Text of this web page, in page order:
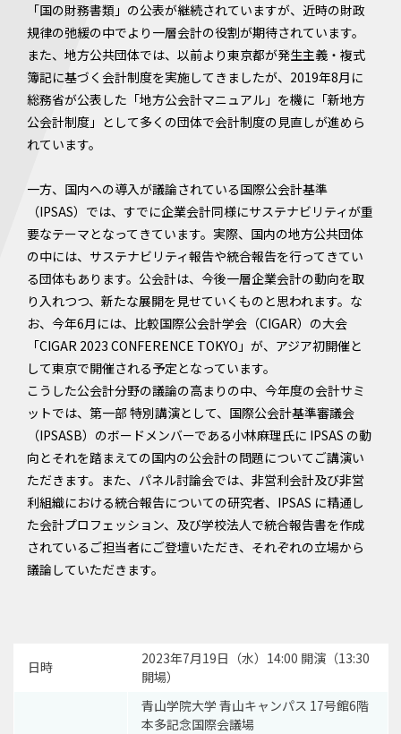
「国の財務書類」の公表が継続されていますが、近時の財政
規律の弛緩の中でより一層会計の役割が期待されています。
また、地方公共団体では、以前より東京都が発生主義・複式
簿記に基づく会計制度を実施してきましたが、2019年8月に
総務省が公表した「地方公会計マニュアル」を機に「新地方
公会計制度」として多くの団体で会計制度の見直しが進めら
れています。
一方、国内への導入が議論されている国際公会計基準
（IPSAS）では、すでに企業会計同様にサステナビリティが重
要なテーマとなってきています。実際、国内の地方公共団体
の中には、サステナビリティ報告や統合報告を行ってきてい
る団体もあります。公会計は、今後一層企業会計の動向を取
り入れつつ、新たな展開を見せていくものと思われます。な
お、今年6月には、比較国際公会計学会（CIGAR）の大会
「CIGAR 2023 CONFERENCE TOKYO」が、アジア初開催と
して東京で開催される予定となっています。
こうした公会計分野の議論の高まりの中、今年度の会計サミ
ットでは、第一部 特別講演として、国際公会計基準審議会
（IPSASB）のボードメンバーである小林麻理氏に IPSAS の動
向とそれを踏まえての国内の公会計の問題についてご講演い
ただきます。また、パネル討論会では、非営利会計及び非営
利組織における統合報告についての研究者、IPSAS に精通し
た会計プロフェッション、及び学校法人で統合報告書を作成
されているご担当者にご登壇いただき、それぞれの立場から
議論していただきます。
日時
2023年7月19日（水）14:00 開演（13:30
開場）
青山学院大学 青山キャンパス 17号館6階
本多記念国際会議場